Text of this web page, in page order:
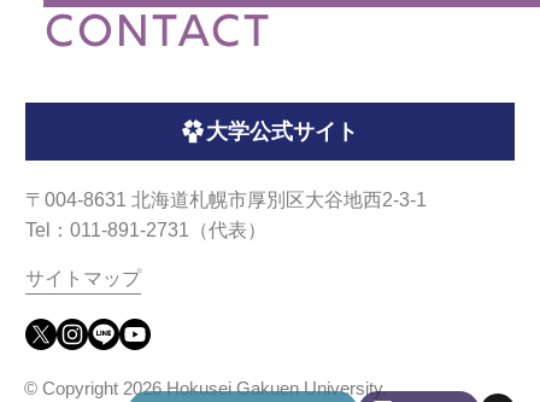
CONTACT
大学公式サイト
〒004-8631 北海道札幌市厚別区大谷地西2-3-1
Tel：011-891-2731（代表）
サイトマップ
© Copyright 2026 Hokusei Gakuen University.